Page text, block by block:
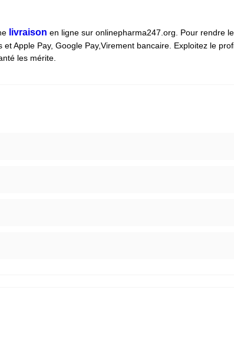
livraison en ligne sur onlinepharma247.org. Pour rendre
Apple Pay, Google Pay,Virement bancaire. Exploitez le
les mérite.